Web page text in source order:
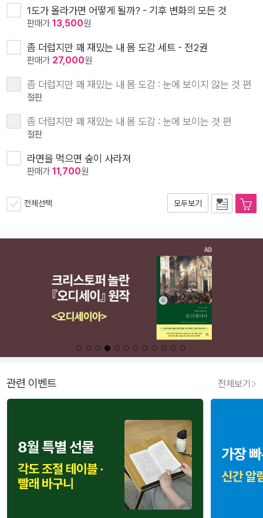
1도가 올라가면 어떻게 될까? - 기후 변화의 모든 것
판매가13,500원
좀 더럽지만 꽤 재밌는 내 몸 도감 세트 - 전2권
판매가 27,000원
좀 더럽지만 꽤 재밌는 내 몸 도감 : 눈에 보이지 않는 것 편
절판
좀 더럽지만 꽤 재밌는 내 몸 도감 : 눈에 보이는 것 편
절판
라면을 먹으면 숲이 사라져
판매가11,700원
전체선택 모두보기
관련 이벤트 전체보기